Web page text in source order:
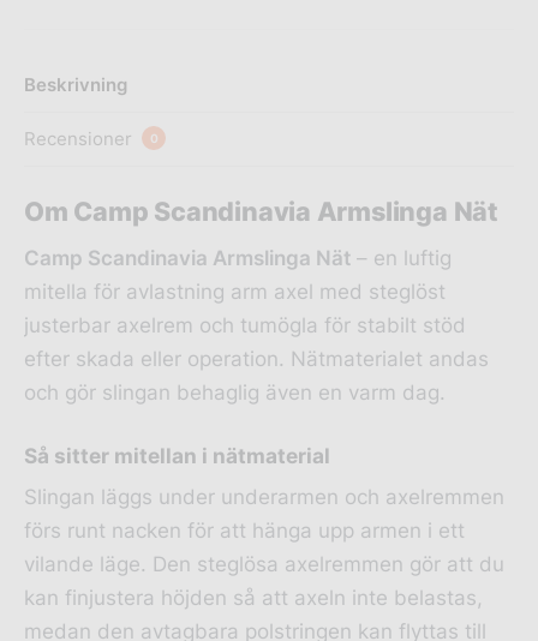
Beskrivning
Recensioner 0
Om Camp Scandinavia Armslinga Nät
Camp Scandinavia Armslinga Nät – en luftig
mitella för avlastning arm axel med steglöst
justerbar axelrem och tumögla för stabilt stöd
efter skada eller operation. Nätmaterialet andas
och gör slingan behaglig även en varm dag.
Så sitter mitellan i nätmaterial
Slingan läggs under underarmen och axelremmen
förs runt nacken för att hänga upp armen i ett
vilande läge. Den steglösa axelremmen gör att du
kan finjustera höjden så att axeln inte belastas,
medan den avtagbara polstringen kan flyttas till